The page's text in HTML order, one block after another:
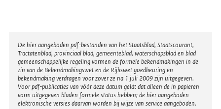
Disclaimer
De hier aangeboden pdf-bestanden van het Staatsblad, Staatscourant,
Tractatenblad, provinciaal blad, gemeenteblad, waterschapsblad en blad
gemeenschappelijke regeling vormen de formele bekendmakingen in de
zin van de Bekendmakingswet en de Rijkswet goedkeuring en
bekendmaking verdragen voor zover ze na 1 juli 2009 zijn uitgegeven.
Voor pdf-publicaties van vóór deze datum geldt dat alleen de in papieren
vorm uitgegeven bladen formele status hebben; de hier aangeboden
elektronische versies daarvan worden bij wijze van service aangeboden.